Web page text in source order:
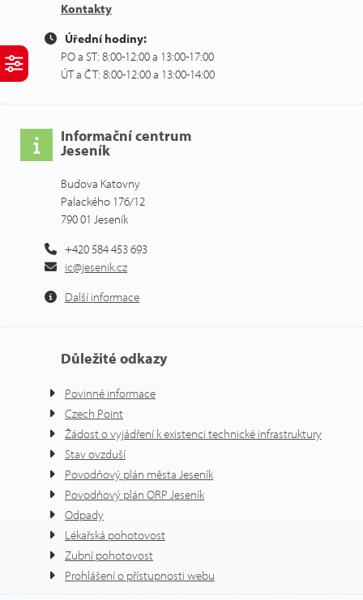
Kontakty
Úřední hodiny:
PO a ST: 8:00-12:00 a 13:00-17:00
ÚT a ČT: 8:00-12:00 a 13:00-14:00
Informační centrum
Jeseník
Budova Katovny
Palackého 176/12
790 01 Jeseník
+420 584 453 693
ic@jesenik.cz
Další informace
Důležité odkazy
Povinné informace
Czech Point
Žádost o vyjádření k existenci technické infrastruktury
Stav ovzduší
Povodňový plán města Jeseník
Povodňový plán ORP Jeseník
Odpady
Lékařská pohotovost
Zubní pohotovost
Prohlášení o přístupnosti webu